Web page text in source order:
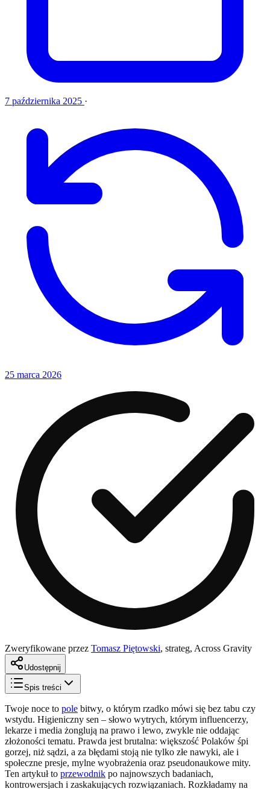
7 października 2025 ·
25 marca 2026
Zweryfikowane przez Tomasz Piętowski, strateg, Across Gravity
Udostępnij
Spis treści
Twoje noce to pole bitwy, o którym rzadko mówi się bez tabu czy
wstydu. Higieniczny sen – słowo wytrych, którym influencerzy,
lekarze i media żonglują na prawo i lewo, zwykle nie oddając
złożoności tematu. Prawda jest brutalna: większość Polaków śpi
gorzej, niż sądzi, a za błędami stoją nie tylko złe nawyki, ale i
społeczne presje, mylne wyobrażenia oraz pseudonaukowe mity.
Ten artykuł to przewodnik po najnowszych badaniach,
kontrowersjach i zaskakujących rozwiązaniach. Rozkładamy na